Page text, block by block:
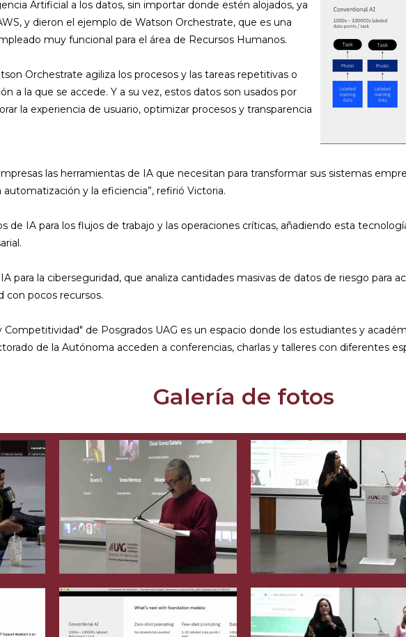
Artificial a los datos, sin importar donde estén alojados, ya
y dieron el ejemplo de Watson Orchestrate, que es una
muy funcional para el área de Recursos Humanos.
Orchestrate agiliza los procesos y las tareas repetitivas o
a la que se accede. Y a su vez, estos datos son usados por
la experiencia de usuario, optimizar procesos y transparencia
las herramientas de IA que necesitan para transformar sus sistemas
y la eficiencia”, refirió Victoria.
de IA para los flujos de trabajo y las operaciones críticas, añadiendo esta
para la ciberseguridad, que analiza cantidades masivas de datos de riesgo para
con pocos recursos.
Competitividad" de Posgrados UAG es un espacio donde los estudiantes y
de la Autónoma acceden a conferencias, charlas y talleres con diferentes
Galería de fotos